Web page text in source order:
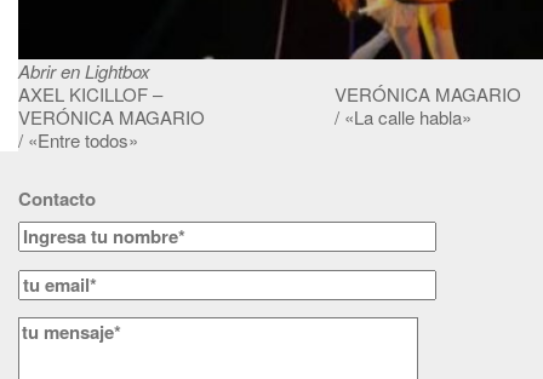
Abrir en Lightbox
AXEL KICILLOF –
VERÓNICA MAGARIO
/ «Entre todos»
VERÓNICA MAGARIO
/ «La calle habla»
Contacto